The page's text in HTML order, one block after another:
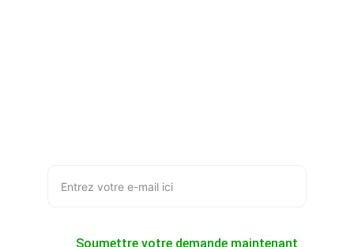
Soumettre votre demande maintenant